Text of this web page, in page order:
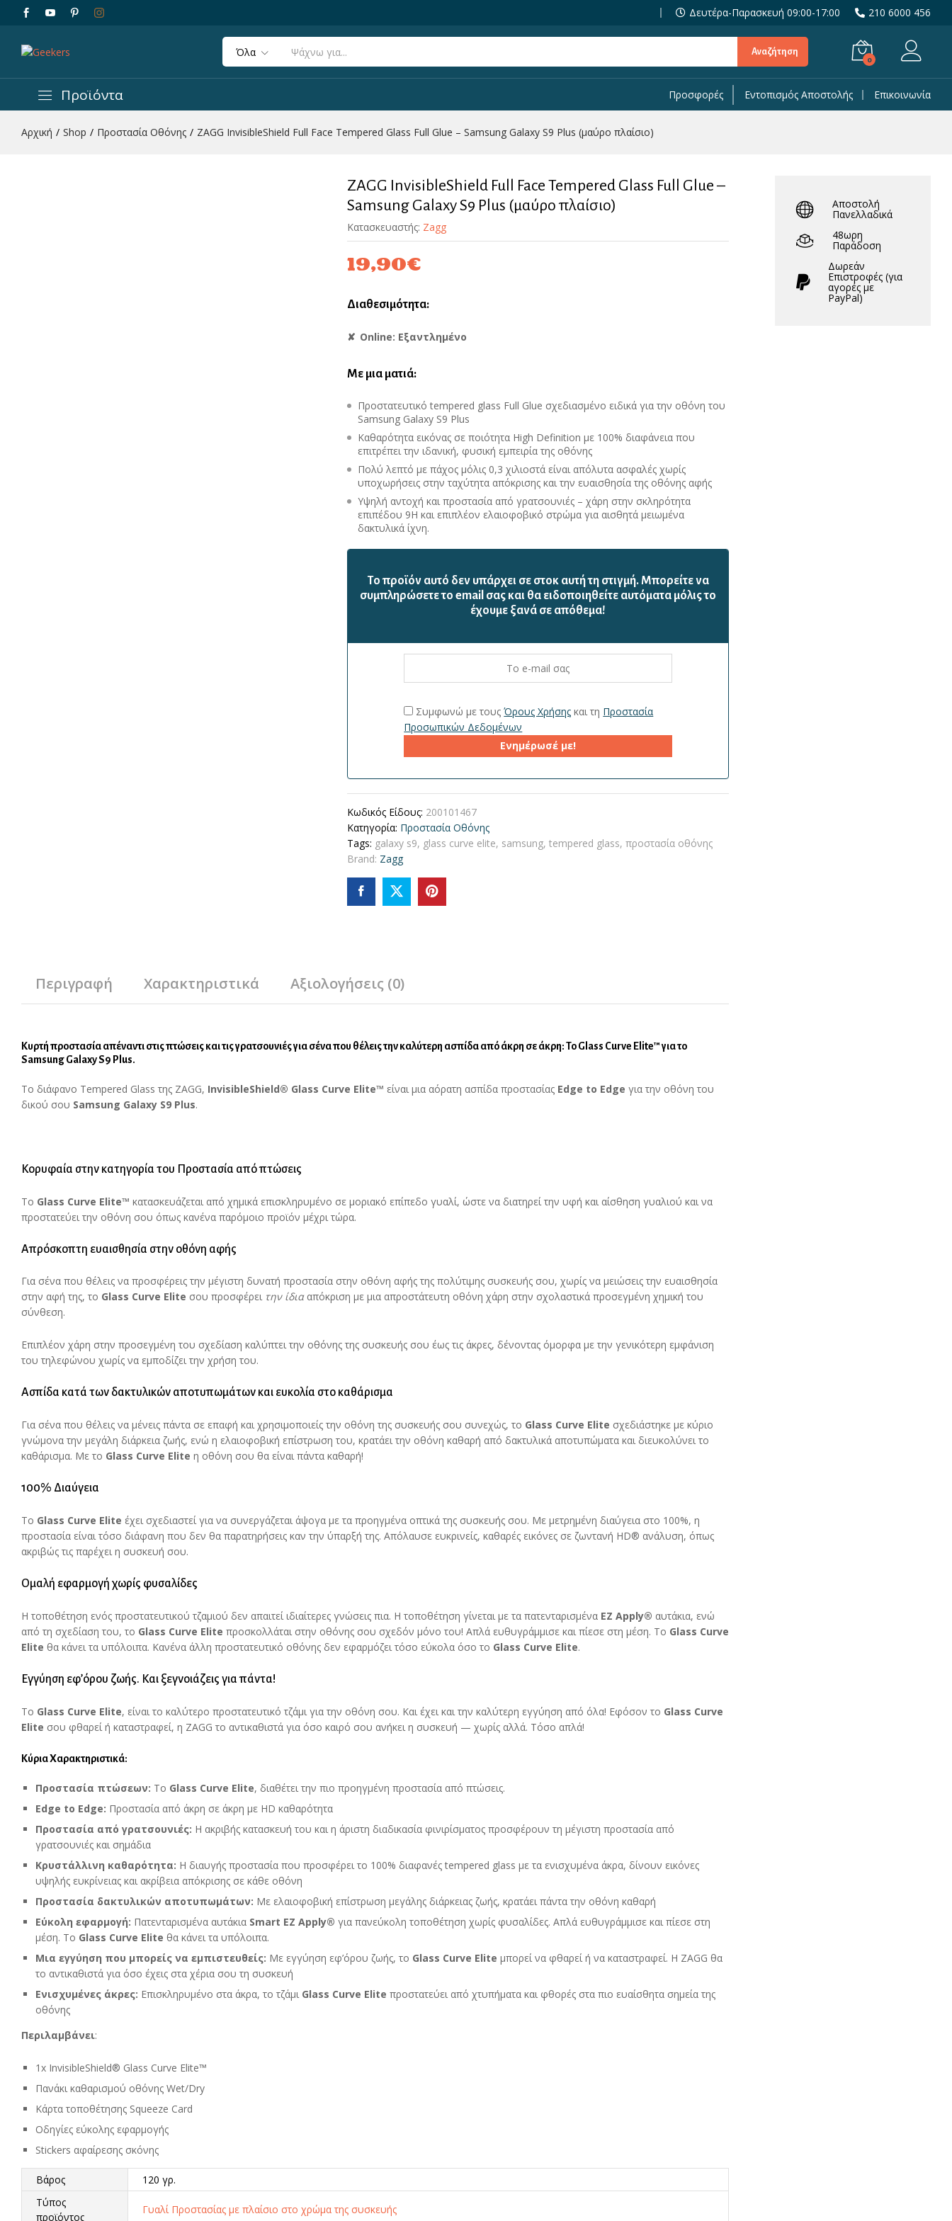
Δευτέρα-Παρασκευή 09:00-17:00 210 6000 456
Όλα Αναζήτηση
0
Προϊόντα Προσφορές Εντοπισμός Αποστολής Επικοινωνία
Αρχική / Shop / Προστασία Οθόνης / ZAGG InvisibleShield Full Face Tempered Glass Full Glue – Samsung Galaxy S9 Plus (μαύρο πλαίσιο)
ZAGG InvisibleShield Full Face Tempered Glass Full Glue –
Samsung Galaxy S9 Plus (μαύρο πλαίσιο)
Κατασκευαστής: Zagg
19,90€
Διαθεσιμότητα:
Online: Εξαντλημένο
Με μια ματιά:
Προστατευτικό tempered glass Full Glue σχεδιασμένο ειδικά για την οθόνη του
Samsung Galaxy S9 Plus
Καθαρότητα εικόνας σε ποιότητα High Definition με 100% διαφάνεια που
επιτρέπει την ιδανική, φυσική εμπειρία της οθόνης
Πολύ λεπτό με πάχος μόλις 0,3 χιλιοστά είναι απόλυτα ασφαλές χωρίς
υποχωρήσεις στην ταχύτητα απόκρισης και την ευαισθησία της οθόνης αφής
Υψηλή αντοχή και προστασία από γρατσουνιές – χάρη στην σκληρότητα
επιπέδου 9H και επιπλέον ελαιοφοβικό στρώμα για αισθητά μειωμένα
δακτυλικά ίχνη.
Το προϊόν αυτό δεν υπάρχει σε στοκ αυτή τη στιγμή. Mπορείτε να
συμπληρώσετε το email σας και θα ειδοποιηθείτε αυτόματα μόλις το
έχουμε ξανά σε απόθεμα!
Συμφωνώ με τουςΌρους Χρήσης και τη Προστασία
Προσωπικών Δεδομένων
Ενημέρωσέ με!
Κωδικός Είδους: 200101467
Κατηγορία: Προστασία Οθόνης
Tags: galaxy s9, glass curve elite, samsung, tempered glass, προστασία οθόνης
Brand: Zagg
Περιγραφή Χαρακτηριστικά Αξιολογήσεις (0)
Κυρτή προστασία απέναντι στις πτώσεις και τις γρατσουνιές για σένα που θέλεις την καλύτερη ασπίδα από άκρη σε άκρη: Το Glass Curve Elite™για το
Samsung Galaxy S9 Plus.
Το διάφανο Tempered Glass της ZAGG, InvisibleShield® Glass Curve Elite™ είναι μια αόρατη ασπίδα προστασίας Edge to Edge για την οθόνη του
δικού σου Samsung Galaxy S9 Plus.
Κορυφαία στην κατηγορία του Προστασία από πτώσεις
Το Glass Curve Elite™ κατασκευάζεται από χημικά επισκληρυμένο σε μοριακό επίπεδο γυαλί, ώστε να διατηρεί την υφή και αίσθηση γυαλιού και να
προστατεύει την οθόνη σου όπως κανένα παρόμοιο προϊόν μέχρι τώρα.
Απρόσκοπτη ευαισθησία στην οθόνη αφής
Για σένα που θέλεις να προσφέρεις την μέγιστη δυνατή προστασία στην οθόνη αφής της πολύτιμης συσκευής σου, χωρίς να μειώσεις την ευαισθησία
στην αφή της, το Glass Curve Elite σου προσφέρει την ίδιααπόκριση με μια απροστάτευτη οθόνη χάρη στην σχολαστικά προσεγμένη χημική του
σύνθεση.
Επιπλέον χάρη στην προσεγμένη του σχεδίαση καλύπτει την οθόνης της συσκευής σου έως τις άκρες, δένοντας όμορφα με την γενικότερη εμφάνιση
του τηλεφώνου χωρίς να εμποδίζει την χρήση του.
Ασπίδα κατά των δακτυλικών αποτυπωμάτων και ευκολία στο καθάρισμα
Για σένα που θέλεις να μένεις πάντα σε επαφή και χρησιμοποιείς την οθόνη της συσκευής σου συνεχώς, το Glass Curve Elite σχεδιάστηκε με κύριο
γνώμονα την μεγάλη διάρκεια ζωής, ενώ η ελαιοφοβική επίστρωση του, κρατάει την οθόνη καθαρή από δακτυλικά αποτυπώματα και διευκολύνει το
καθάρισμα. Με το Glass Curve Elite η οθόνη σου θα είναι πάντα καθαρή!
100% Διαύγεια
Το Glass Curve Elite έχει σχεδιαστεί για να συνεργάζεται άψογα με τα προηγμένα οπτικά της συσκευής σου. Με μετρημένη διαύγεια στο 100%, η
προστασία είναι τόσο διάφανη που δεν θα παρατηρήσεις καν την ύπαρξή της. Απόλαυσε ευκρινείς, καθαρές εικόνες σε ζωντανή HD® ανάλυση, όπως
ακριβώς τις παρέχει η συσκευή σου.
Ομαλή εφαρμογή χωρίς φυσαλίδες
Η τοποθέτηση ενός προστατευτικού τζαμιού δεν απαιτεί ιδιαίτερες γνώσεις πια. Η τοποθέτηση γίνεται με τα πατενταρισμένα EZ Apply® αυτάκια, ενώ
από τη σχεδίαση του, το Glass Curve Elite προσκολλάται στην οθόνης σου σχεδόν μόνο του! Απλά ευθυγράμμισε και πίεσε στη μέση. Το Glass Curve
Elite θα κάνει τα υπόλοιπα. Κανένα άλλη προστατευτικό οθόνης δεν εφαρμόζει τόσο εύκολα όσο το Glass Curve Elite.
Εγγύηση εφ’όρου ζωής. Και ξεγνοιάζεις για πάντα!
Το Glass Curve Elite, είναι το καλύτερο προστατευτικό τζάμι για την οθόνη σου. Και έχει και την καλύτερη εγγύηση από όλα! Εφόσον το Glass Curve
Elite σου φθαρεί ή καταστραφεί, η ZAGG το αντικαθιστά για όσο καιρό σου ανήκει η συσκευή — χωρίς αλλά. Τόσο απλά!
Κύρια Χαρακτηριστικά:
Προστασία πτώσεων: Το Glass Curve Elite, διαθέτει την πιο προηγμένη προστασία από πτώσεις.
Edge to Edge: Προστασία από άκρη σε άκρη με HD καθαρότητα
Προστασία από γρατσουνιές: Η ακριβής κατασκευή του και η άριστη διαδικασία φινιρίσματος προσφέρουν τη μέγιστη προστασία από
γρατσουνιές και σημάδια
Κρυστάλλινη καθαρότητα: Η διαυγής προστασία που προσφέρει το 100% διαφανές tempered glass με τα ενισχυμένα άκρα, δίνουν εικόνες
υψηλής ευκρίνειας και ακρίβεια απόκρισης σε κάθε οθόνη
Προστασία δακτυλικών αποτυπωμάτων: Με ελαιοφοβική επίστρωση μεγάλης διάρκειας ζωής, κρατάει πάντα την οθόνη καθαρή
Εύκολη εφαρμογή: Πατενταρισμένα αυτάκια Smart EZ Apply® για πανεύκολη τοποθέτηση χωρίς φυσαλίδες. Απλά ευθυγράμμισε και πίεσε στη
μέση. Το Glass Curve Elite θα κάνει τα υπόλοιπα.
Μια εγγύηση που μπορείς να εμπιστευθείς: Με εγγύηση εφ’όρου ζωής, το Glass Curve Elite μπορεί να φθαρεί ή να καταστραφεί. Η ZAGG θα
το αντικαθιστά για όσο έχεις στα χέρια σου τη συσκευή
Ενισχυμένες άκρες: Επισκληρυμένο στα άκρα, το τζάμι Glass Curve Elite προστατεύει από χτυπήματα και φθορές στα πιο ευαίσθητα σημεία της
οθόνης
Περιλαμβάνει:
1x InvisibleShield® Glass Curve Elite™
Πανάκι καθαρισμού οθόνης Wet/Dry
Κάρτα τοποθέτησης Squeeze Card
Οδηγίες εύκολης εφαρμογής
Stickers αφαίρεσης σκόνης
Βάρος
120 γρ.
Τύπος
προϊόντος
Γυαλί Προστασίας με πλαίσιο στο χρώμα της συσκευής
Αποστολή
Πανελλαδικά
48ωρη
Παράδοση
Δωρεάν
Eπιστροφές (για
αγορές με
PayPal)
ZAGG InvisibleShield Full Face Tempered Glass Full Glue – Samsung Galaxy S9 Plus (μαύρο πλαίσιο) 19,90€